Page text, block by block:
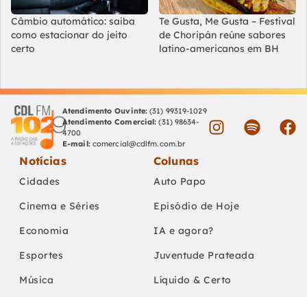
Câmbio automático: saiba
como estacionar do jeito
certo
Te Gusta, Me Gusta – Festival
de Choripán reúne sabores
latino-americanos em BH
Atendimento Ouvinte: (31) 99319-1029
Atendimento Comercial: (31) 98634-
4700
E-mail: comercial@cdlfm.com.br
Notícias
Cidades
Cinema e Séries
Economia
Esportes
Música
Colunas
Auto Papo
Episódio de Hoje
IA e agora?
Juventude Prateada
Líquido & Certo